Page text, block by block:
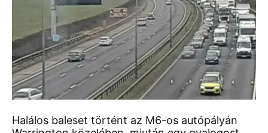
Halálos baleset történt az M6-os autópályán